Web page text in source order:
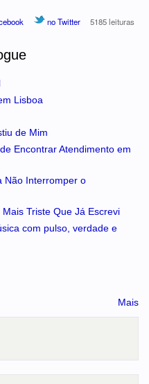
no Twitter 5185 leituras
Lisboa
de Mim
Encontrar Atendimento em
Não Interromper o
Triste Que Já Escrevi
com pulso, verdade e
Mais